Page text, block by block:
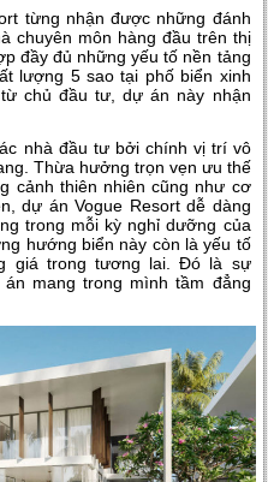
từng nhận được những đánh
chuyên môn hàng đầu trên thị
đầy đủ những yếu tố nền tảng
lượng 5 sao tại phố biển xinh
chủ đầu tư, dự án này nhận
nhà đầu tư bởi chính vị trí vô
Thừa hưởng trọn vẹn ưu thế
cảnh thiên nhiên cũng như cơ
dự án Vogue Resortdễ dàng
trong mỗi kỳ nghỉ dưỡng của
hướng biển này còn là yếu tố
giá trong tương lai. Đó là sự
mang trong mình tầm đẳng